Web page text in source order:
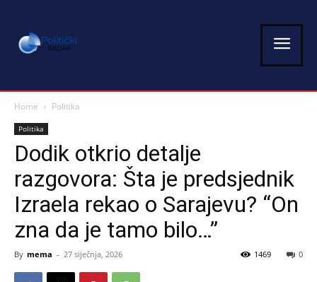
Home Politika
Politika
Dodik otkrio detalje
razgovora: Šta je predsjednik
Izraela rekao o Sarajevu? “On
zna da je tamo bilo…”
By mema - 27 siječnja, 2026 0
1469